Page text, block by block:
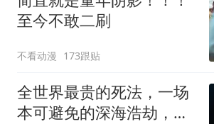
至今不敢二刷
不看动漫 173跟贴
全世界最贵的死法，一场
本可避免的深海浩劫，